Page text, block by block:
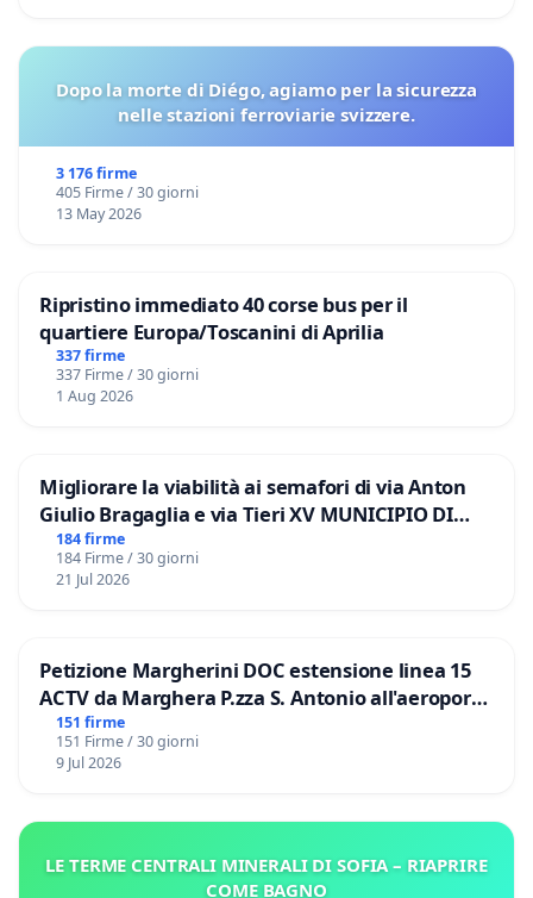
Dopo la morte di Diégo, agiamo per la sicurezza
nelle stazioni ferroviarie svizzere.
3 176 firme
405 Firme / 30 giorni
13 May 2026
Ripristino immediato 40 corse bus per il
quartiere Europa/Toscanini di Aprilia
337 firme
337 Firme / 30 giorni
1 Aug 2026
Migliorare la viabilità ai semafori di via Anton
Giulio Bragaglia e via Tieri XV MUNICIPIO DI
ROMA
184 firme
184 Firme / 30 giorni
21 Jul 2026
Petizione Margherini DOC estensione linea 15
ACTV da Marghera P.zza S. Antonio all'aeroporto
Marco Polo tariffa a € 1,50
151 firme
151 Firme / 30 giorni
9 Jul 2026
LE TERME CENTRALI MINERALI DI SOFIA – RIAPRIRE
COME BAGNO